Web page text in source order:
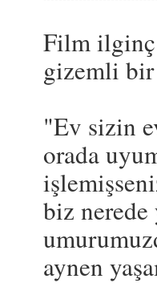
Film ilginç
gizemli
"Ev sizin
orada
biz nerede
aynen